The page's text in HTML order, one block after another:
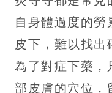
自身體過度的
皮下，難以找
為了對症下藥，
部皮膚的穴位，